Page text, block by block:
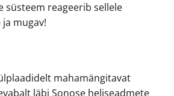
süsteem reageerib sellele
mugav!
mahamängitavat
läbi Sonose heliseadmete